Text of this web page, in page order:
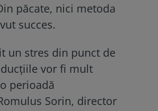
păcate, nici metoda
succes.
un stres din punct de
vor fi mult
perioadă
Sorin, director